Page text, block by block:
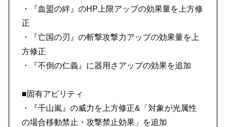
・『血盟の絆』のHP上限アップの効果量を上方修
正
・『亡国の刃』の斬撃攻撃力アップの効果量を上
方修正
・『不倒の仁義』に器用さアップの効果を追加
■固有アビリティ
・『千山嵐』の威力を上方修正&「対象が光属性
の場合移動禁止・攻撃禁止効果」を追加